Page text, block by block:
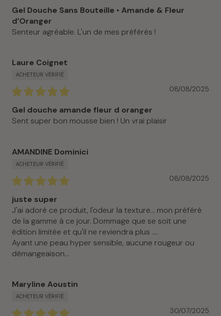
Gel Douche Sans Bouteille • Amande & Fleur
d’Oranger
Senteur agréable. L'un de mes préférés !
Laure Coignet
08/08/2025
Gel douche amande fleur d oranger
Sent super bon mousse bien ! Un vrai plaisir
AMANDINE Dominici
08/08/2025
juste super
J'ai adoré ce produit, l'odeur la texture... mon préféré
de la gamme à ce jour. Dommage que se soit une
édition limitée et qu'il ne reviendra plus ....
Ayant une peau hyper sensible, aucune rougeur ou
démangeaison...
Maryline Aoustin
30/07/2025